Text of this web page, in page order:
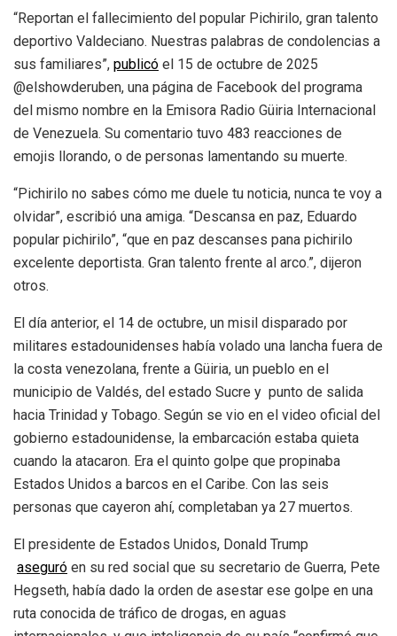
“Reportan el fallecimiento del popular Pichirilo, gran talento
deportivo Valdeciano. Nuestras palabras de condolencias a
sus familiares”, publicó el 15 de octubre de 2025
@elshowderuben, una página de Facebook del programa
del mismo nombre en la Emisora Radio Güiria Internacional
de Venezuela. Su comentario tuvo 483 reacciones de
emojis llorando, o de personas lamentando su muerte.
“Pichirilo no sabes cómo me duele tu noticia, nunca te voy a
olvidar”, escribió una amiga. “Descansa en paz, Eduardo
popular pichirilo”, “que en paz descanses pana pichirilo
excelente deportista. Gran talento frente al arco.”, dijeron
otros.
El día anterior, el 14 de octubre, un misil disparado por
militares estadounidenses había volado una lancha fuera de
la costa venezolana, frente a Güiria, un pueblo en el
municipio de Valdés, del estado Sucre y punto de salida
hacia Trinidad y Tobago. Según se vio en el video oficial del
gobierno estadounidense, la embarcación estaba quieta
cuando la atacaron. Era el quinto golpe que propinaba
Estados Unidos a barcos en el Caribe. Con las seis
personas que cayeron ahí, completaban ya 27 muertos.
El presidente de Estados Unidos, Donald Trump
aseguró en su red social que su secretario de Guerra, Pete
Hegseth, había dado la orden de asestar ese golpe en una
ruta conocida de tráfico de drogas, en aguas